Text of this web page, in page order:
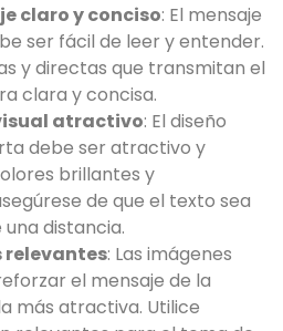
claro y conciso: El mensaje
ser fácil de leer y entender.
y directas que transmitan el
clara y concisa.
atractivo: El diseño
debe ser atractivo y
brillantes y
de que el texto sea
distancia.
relevantes: Las imágenes
el mensaje de la
más atractiva. Utilice